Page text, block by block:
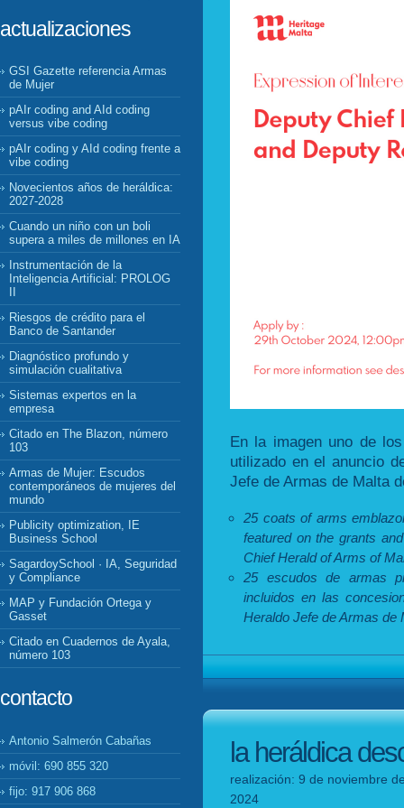
actualizaciones
GSI Gazette referencia Armas
de Mujer
pAIr coding and AId coding
versus vibe coding
pAIr coding y AId coding frente a
vibe coding
Novecientos años de heráldica:
2027-2028
Cuando un niño con un boli
supera a miles de millones en IA
Instrumentación de la
Inteligencia Artificial: PROLOG
Riesgos de crédito para el
Banco de Santander
Diagnóstico profundo y
simulación cualitativa
Sistemas expertos en la
empresa
Citado en The Blazon, número
103
Armas de Mujer: Escudos
contemporáneos de mujeres del
mundo
Publicity optimization, IE
Business School
SagardoySchool · IA, Seguridad
y Compliance
MAP y Fundación Ortega y
Gasset
Citado en Cuadernos de Ayala,
número 103
contacto
Antonio Salmerón Cabañas
móvil: 690 855 320
fijo: 917 906 868
En la imagen uno de
utilizado en el anuncio
Jefe de Armas de Malta
25 coats of arms
featured on the grants
Chief Herald of Arms of
25 escudos de armas
incluidos en las
Heraldo Jefe de Armas de
la heráldica
realización: 9 de noviembre
2024